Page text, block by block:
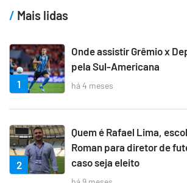
Mais lidas
1
Onde assistir Grêmio x
pela Sul-Americana
há 4 meses
2
Quem é Rafael Lima,
Roman para diretor de
caso seja eleito